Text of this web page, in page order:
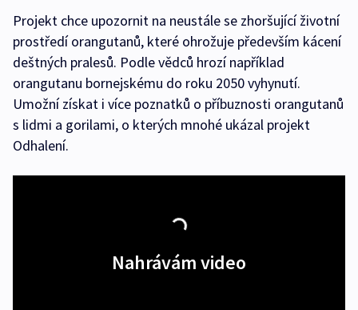
Projekt chce upozornit na neustále se zhoršující životní
prostředí orangutanů, které ohrožuje především kácení
deštných pralesů. Podle vědců hrozí například
orangutanu bornejskému do roku 2050 vyhynutí.
Umožní získat i více poznatků o příbuznosti orangutanů
s lidmi a gorilami, o kterých mnohé ukázal projekt
Odhalení.
Nahrávám video